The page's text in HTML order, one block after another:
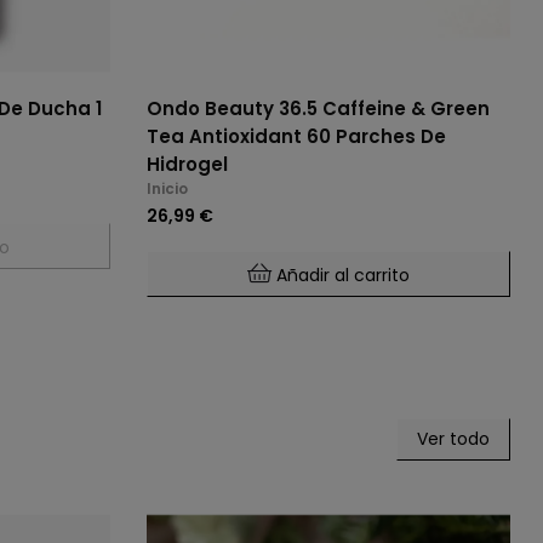
Ducha 1
Ondo Beauty 36.5 Caffeine & Green
Tea Antioxidant 60 Parches De
Hidrogel
Inicio
26,99 €
Añadir al carrito
Ver todo